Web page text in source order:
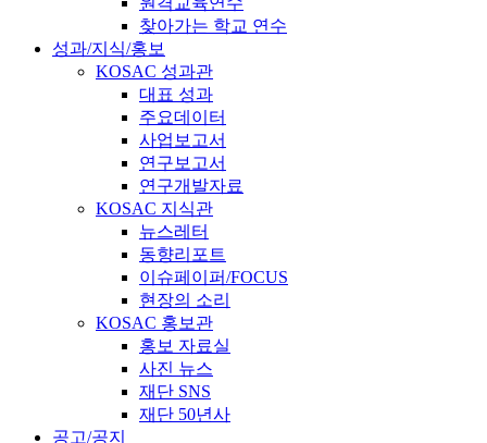
찾아가는 학교 연수
성과/지식/홍보
KOSAC 성과관
대표 성과
주요데이터
사업보고서
연구보고서
연구개발자료
KOSAC 지식관
뉴스레터
동향리포트
이슈페이퍼/FOCUS
현장의 소리
KOSAC 홍보관
홍보 자료실
사진 뉴스
재단 SNS
재단 50년사
공고/공지